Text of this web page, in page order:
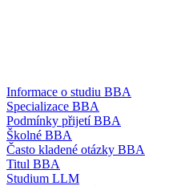
Informace o studiu BBA
Specializace BBA
Podmínky přijetí BBA
Školné BBA
Často kladené otázky BBA
Titul BBA
Studium LLM